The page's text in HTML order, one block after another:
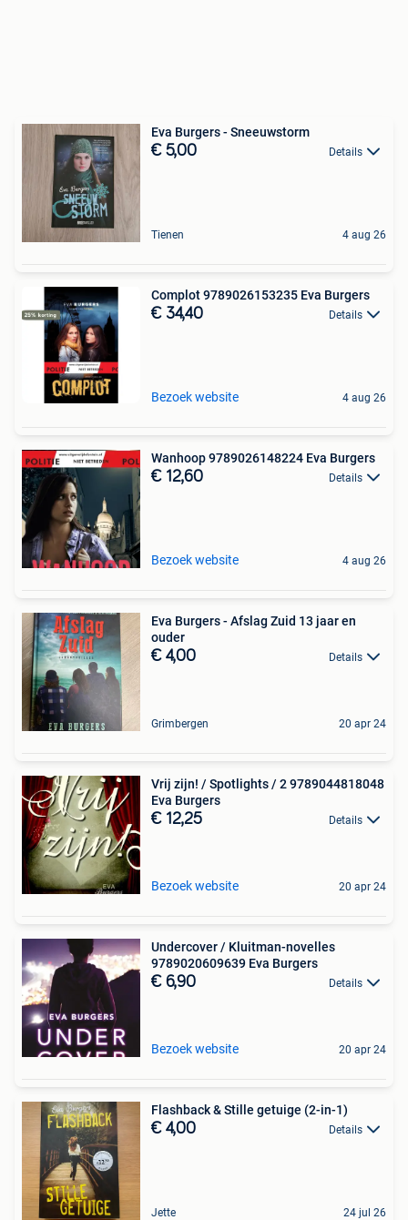
Eva Burgers - Sneeuwstorm
€ 5,00 Details
Tienen 4 aug 26
Complot 9789026153235 Eva Burgers
€ 34,40 Details
Bezoek website 4 aug 26
Wanhoop 9789026148224 Eva Burgers
€ 12,60 Details
Bezoek website 4 aug 26
Eva Burgers - Afslag Zuid 13 jaar en
ouder
€ 4,00 Details
Grimbergen 20 apr 24
Vrij zijn! / Spotlights / 2 9789044818048
Eva Burgers
€ 12,25 Details
Bezoek website 20 apr 24
Undercover / Kluitman-novelles
9789020609639 Eva Burgers
€ 6,90 Details
Bezoek website 20 apr 24
Flashback & Stille getuige (2-in-1)
€ 4,00 Details
Jette 24 jul 26